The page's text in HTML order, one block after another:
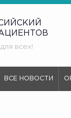
всех!
ВСЕ НОВОСТИ